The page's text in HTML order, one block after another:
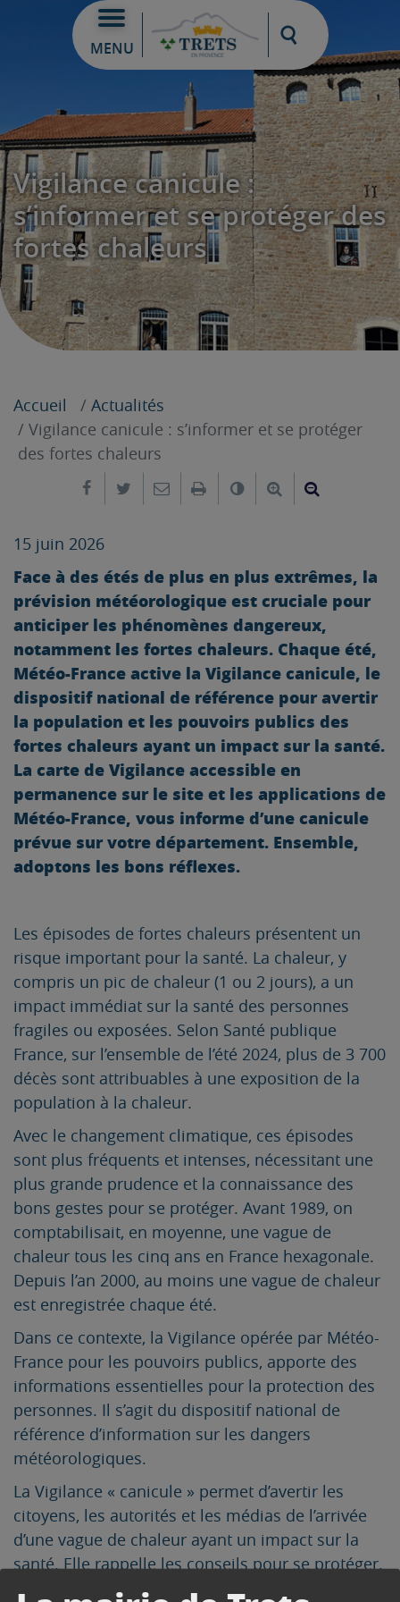
MENU
Moteur de
Vigilance canicule :
s’informer et se protéger des
fortes chaleurs
Accueil
Actualités
Vigilance canicule : s’informer et se protéger
des fortes chaleurs
Partager sur Facebook
Partager sur Twitter
Envoyer par e-mail
ImprimerChanger leAgrandir le
15 juin 2026
Face à des étés de plus en plus extrêmes, la
prévision météorologique est cruciale pour
anticiper les phénomènes dangereux,
notamment les fortes chaleurs. Chaque été,
Météo-France active la Vigilance canicule, le
dispositif national de référence pour avertir
la population et les pouvoirs publics des
fortes chaleurs ayant un impact sur la santé.
La carte de Vigilance accessible en
permanence sur le site et les applications de
Météo-France, vous informe d’une canicule
prévue sur votre département. Ensemble,
adoptons les bons réflexes.
Les épisodes de fortes chaleurs présentent un
risque important pour la santé. La chaleur, y
compris un pic de chaleur (1 ou 2 jours), a un
impact immédiat sur la santé des personnes
fragiles ou exposées. Selon Santé publique
France, sur l’ensemble de l’été 2024, plus de 3 700
décès sont attribuables à une exposition de la
population à la chaleur.
Avec le changement climatique, ces épisodes
sont plus fréquents et intenses, nécessitant une
plus grande prudence et la connaissance des
bons gestes pour se protéger. Avant 1989, on
comptabilisait, en moyenne, une vague de
chaleur tous les cinq ans en France hexagonale.
Depuis l’an 2000, au moins une vague de chaleur
est enregistrée chaque été.
Dans ce contexte, la Vigilance opérée par Météo-
France pour les pouvoirs publics, apporte des
informations essentielles pour la protection des
personnes. Il s’agit du dispositif national de
référence d’information sur les dangers
météorologiques.
La Vigilance « canicule » permet d’avertir les
citoyens, les autorités et les médias de l’arrivée
d’une vague de chaleur ayant un impact sur la
santé. Elle rappelle les conseils pour se protéger.